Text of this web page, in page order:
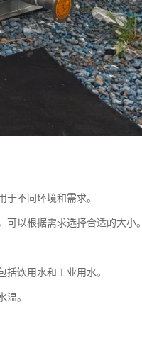
不同环境和需求。
以根据需求选择合适的大小。
饮用水和工业用水。
温。